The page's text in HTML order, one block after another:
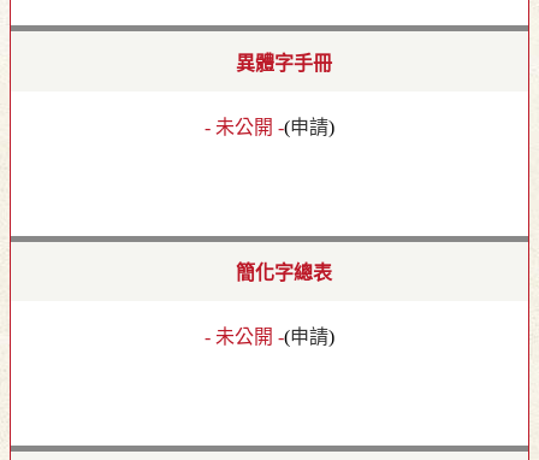
異體字手冊
- 未公開 -(申請)
簡化字總表
- 未公開 -(申請)